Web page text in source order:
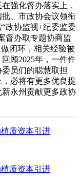
强化督办落实上，
、市政协会议领衔
政协监视+纪委监委
督办取专题协商监
闭环，相关经验被
顾2025年，一件件
员们的聪慧取担
必将有更多优良提
永州贡献更多政协
质资本引进
质资本引进